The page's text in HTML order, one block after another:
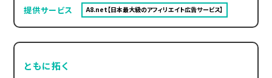
提供サービス A8.net【日本最大級のアフィリエイト広告サービス】
ともに拓く